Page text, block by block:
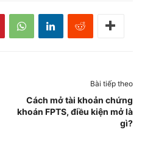
Bài tiếp theo
Cách mở tài khoản chứng
khoán FPTS, điều kiện mở là
gì?